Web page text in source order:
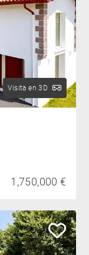
Visita en 3D
1,750,000 €